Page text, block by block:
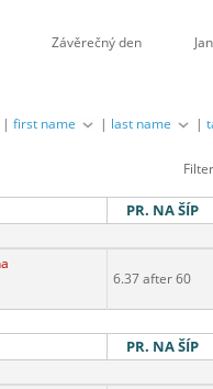
Závěrečný den
|first name | last name |
PR. NA ŠÍP
6.37 after 60
PR. NA ŠÍP